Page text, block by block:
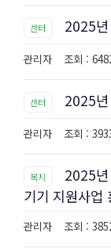
센터 2025
관리자 조회 :
센터 2025
관리자 조회 :
복지
2025년
기기 지원사업
관리자 조회 :